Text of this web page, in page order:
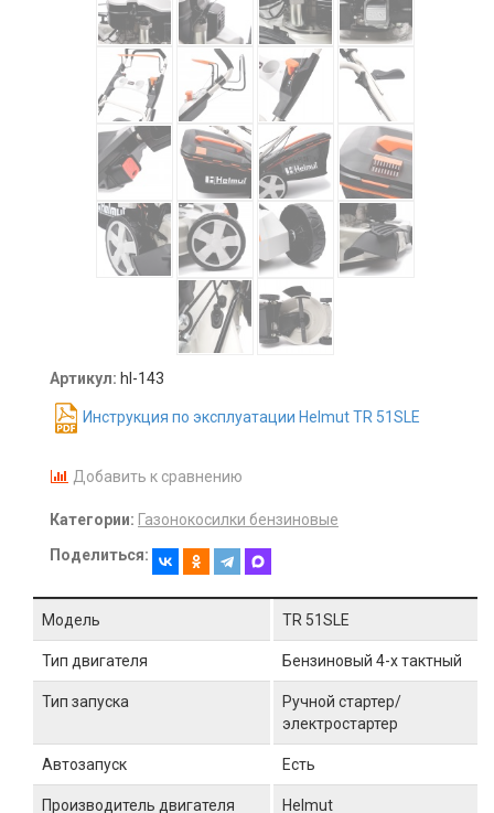
Артикул: hl-143
Инструкция по эксплуатации Helmut TR 51SLE
Добавить к сравнению
Категории: Газонокосилки бензиновые
Поделиться:
Модель TR 51SLE
Тип двигателя Бензиновый 4-х тактный
Тип запуска
Ручной стартер/
электростартер
Автозапуск Есть
Производитель двигателя Helmut